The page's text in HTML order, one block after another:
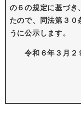
の６の規定に基づき
たので、同法第３０
うに公示します。
令和６年３月２